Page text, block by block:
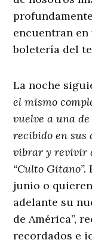
encuentran
boletería del
La noche
el mismo
vuelve a una
recibido en sus
vibrar y revivir
“Culto Gitano”.
junio o
adelante su
de América”,
recordados e